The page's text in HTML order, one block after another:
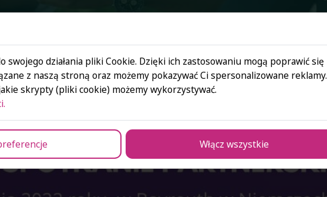
swojego działania pliki Cookie. Dzięki ich zastosowaniu mogą poprawić się
z naszą stroną oraz możemy pokazywać Ci spersonalizowane reklamy.
skrypty (pliki cookie) możemy wykorzystywać.
Włącz wszystkie